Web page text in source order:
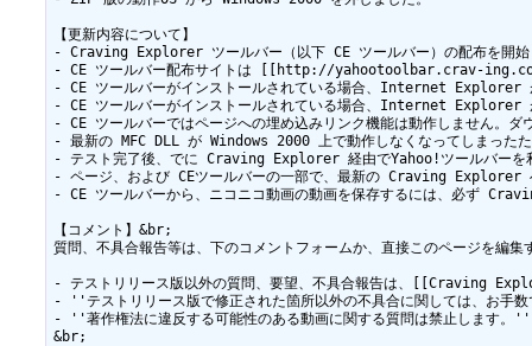
【更新内容について】
- Craving Explorer ツールバー（以下 CE ツールバー）の配布を開
- CE ツールバー配布サイトは [[http://yahootoolbar.crav-
- CE ツールバーがインストールされている場合、Internet Explorer
- CE ツールバーがインストールされている場合、Internet
- CE ツールバーではページへの埋め込みリンク機能は動作しません。
- 最新の MFC DLL が Windows 2000 上で動作しなくなってしまった
- テスト完了後、でに Craving Explorer 経由でYahoo!ツールバーを
- ページ、および CEツールバーの一部で、最新の Craving Explorer
- CE ツールバーから、ニコニコ動画の動画を保存するには、必ず
【コメント】&br;
質問、不具合報告等は、下のコメントフォームか、直接このページを編集
- テストリリース版以外の質問、要望、不具合報告は、
- ''テストリリース版で修正された箇所以外の不具合に関しては、お手
- ''著作権法に違反する可能性のある動画に関する質問は禁止します。''
&br;